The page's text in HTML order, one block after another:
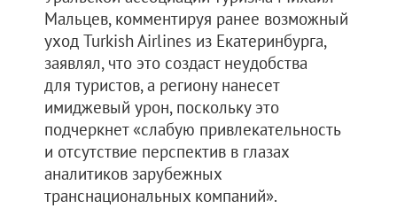
Мальцев, комментируя ранее возможный
уход Turkish Airlines из Екатеринбурга,
заявлял, что это создаст неудобства
для туристов, а региону нанесет
имиджевый урон, поскольку это
подчеркнет «слабую привлекательность
и отсутствие перспектив в глазах
аналитиков зарубежных
транснациональных компаний».